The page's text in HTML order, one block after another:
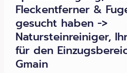
Fleckentferner &
gesucht haben ->
Natursteinreiniger,
für den
Gmain